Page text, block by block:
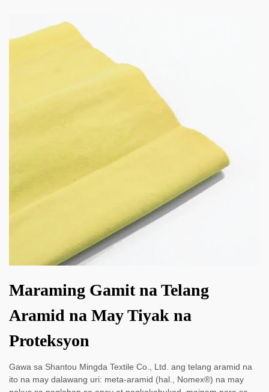
Maraming Gamit na Telang
Aramid na May Tiyak na
Proteksyon
Gawa sa Shantou Mingda Textile Co., Ltd. ang telang aramid na
ito na may dalawang uri: meta-aramid (hal., Nomex®) na may